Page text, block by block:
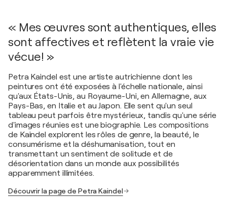
« Mes œuvres sont authentiques, elles
sont affectives et reflètent la vraie vie
vécue! »
Petra Kaindel est une artiste autrichienne dont les
peintures ont été exposées à l'échelle nationale, ainsi
qu'aux États-Unis, au Royaume-Uni, en Allemagne, aux
Pays-Bas, en Italie et au Japon. Elle sent qu'un seul
tableau peut parfois être mystérieux, tandis qu'une série
d'images réunies est une biographie. Les compositions
de Kaindel explorent les rôles de genre, la beauté, le
consumérisme et la déshumanisation, tout en
transmettant un sentiment de solitude et de
désorientation dans un monde aux possibilités
apparemment illimitées.
Découvrir la page de Petra Kaindel